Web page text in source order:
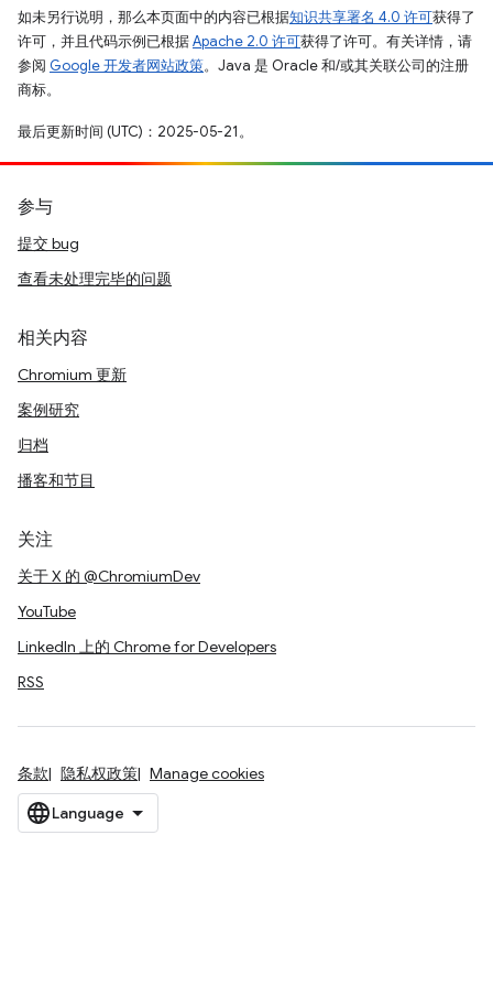
如未另行说明，那么本页面中的内容已根据知识共享署名 4.0 许可获得了
许可，并且代码示例已根据Apache 2.0 许可获得了许可。有关详情，请
参阅 Google 开发者网站政策。Java 是 Oracle 和/或其关联公司的注册
商标。
最后更新时间 (UTC)：2025-05-21。
参与
提交 bug
查看未处理完毕的问题
相关内容
Chromium 更新
案例研究
归档
播客和节目
关注
关于 X 的 @ChromiumDev
YouTube
LinkedIn 上的 Chrome for Developers
RSS
条款 隐私权政策 Manage cookies